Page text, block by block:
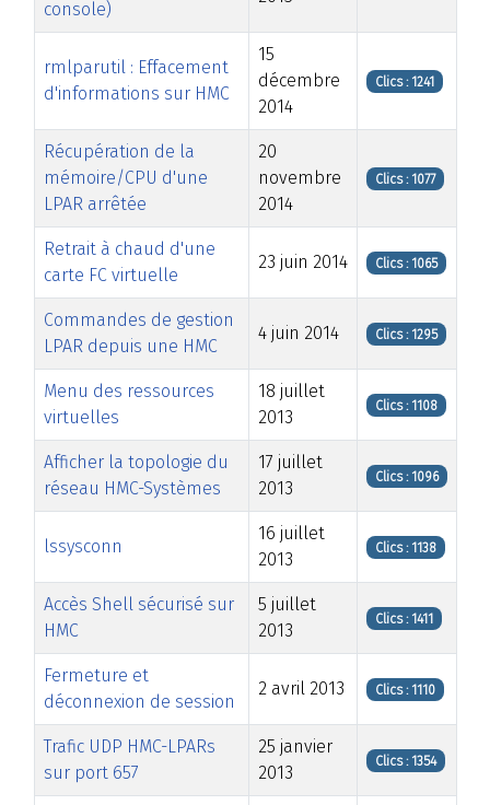
console)
rmlparutil : Effacement
d'informations sur HMC
15
décembre
2014
Clics : 1241
Récupération de la
mémoire/CPU d'une
LPAR arrêtée
20
novembre
2014
Clics : 1077
Retrait à chaud d'une
carte FC virtuelle
23 juin 2014 Clics : 1065
Commandes de gestion
LPAR depuis une HMC
4 juin 2014 Clics : 1295
Menu des ressources
virtuelles
18 juillet
2013
Clics : 1108
Afficher la topologie du
réseau HMC-Systèmes
17 juillet
2013
Clics : 1096
lssysconn
16 juillet
2013
Clics : 1138
Accès Shell sécurisé sur
HMC
5 juillet
2013
Clics : 1411
Fermeture et
déconnexion de session
2 avril 2013 Clics : 1110
Trafic UDP HMC-LPARs
sur port 657
25 janvier
2013
Clics : 1354